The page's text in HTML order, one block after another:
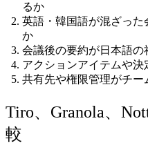
るか
英語・韓国語が混ざった
か
会議後の要約が日本語
アクションアイテムや
共有先や権限管理がチー
Tiro、Granola、
較